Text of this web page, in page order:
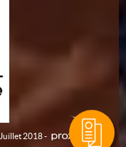
Juillet 2018 -